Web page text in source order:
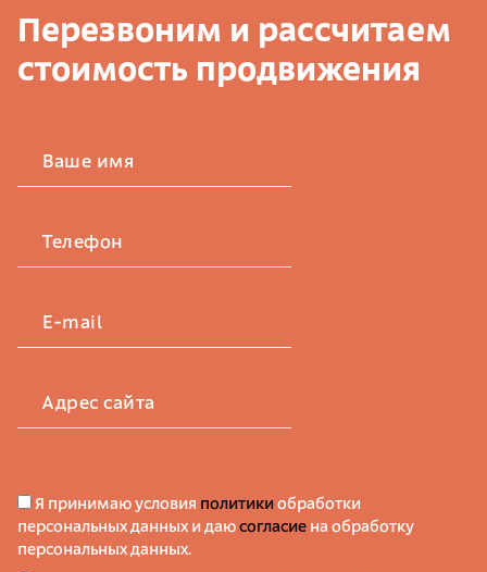
Перезвоним и рассчитаем
стоимость продвижения
Ваше имя
Телефон
E-mail
Адрес сайта
Я принимаю условия политики обработки
персональных данных и даю согласие на обработку
персональных данных.